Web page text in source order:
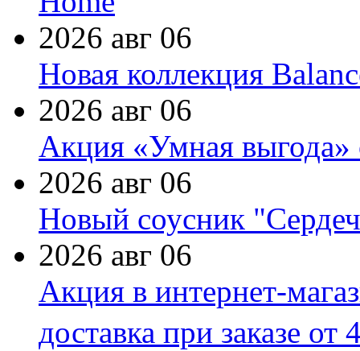
2026 авг 06
Новая коллекция
2026 авг 06
Акция «Умная выгода»
2026 авг 06
Новый соусник
2026 авг 06
Акция в интернет-
доставка при заказе от